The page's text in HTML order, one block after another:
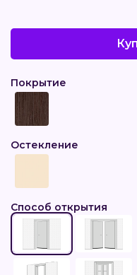
Покрытие
Остекление
Способ открытия